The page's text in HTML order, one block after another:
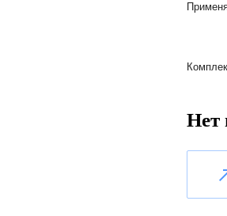
Нет